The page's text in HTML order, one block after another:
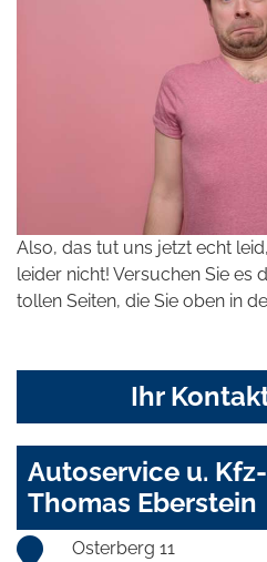
Also, das tut uns jetzt echt
leider nicht! Versuchen Sie es
tollen Seiten, die Sie oben in
Ihr
Autoservice u.
Thomas Eberstein
Osterberg 11